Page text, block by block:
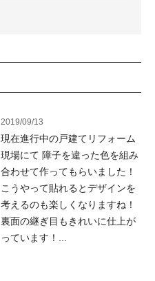
2019/09/13
現在進行中の戸建てリフォーム
現場にて 障子を違った色を組み
合わせて作ってもらいました！
こうやって貼れるとデザインを
考えるのも楽しくなりますね！
裏面の継ぎ目もきれいに仕上が
っています！...